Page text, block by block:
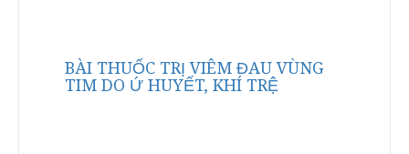
BÀI THUỐC TRỊ VIÊM ĐAU VÙNG
TIM DO Ứ HUYẾT, KHÍ TRỆ